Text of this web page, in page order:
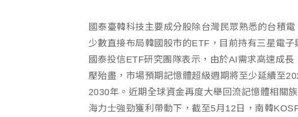
國泰臺韓科技主要成分股除台灣民眾熟悉的台積
少數直接布局韓國股市的ETF，目前持有三星電子
國泰投信ETF研究團隊表示，由於AI需求高速成
壓殆盡，市場預期記憶體超級週期將至少延續至
2030年。近期全球資金再度大舉回流記憶體相關
海力士強勁獲利帶動下，截至5月12日，南韓